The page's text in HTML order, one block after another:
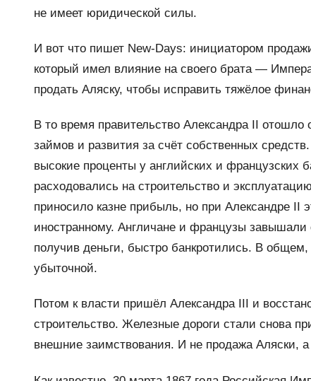
не имеет юридической силы.
И вот что пишет New-Days: инициатором
который имел влияние на своего брата —
продать Аляску, чтобы исправить тяжёлое
В то время правительство Александра II
займов и развития за счёт собственных
высокие проценты у английских и французских
расходовались на строительство и
приносило казне прибыль, но при Александре II
иностранному. Англичане и французы завышали
получив деньги, быстро банкротились. В
убыточной.
Потом к власти пришёл Александра III и
строительство. Железные дороги стали снова
внешние заимствования. И не продажа Аляски,